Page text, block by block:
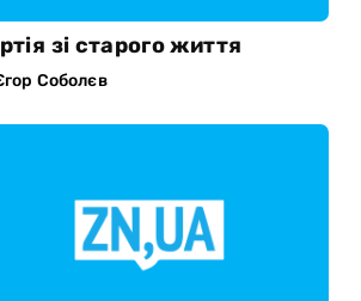
зі старого життя
Соболєв